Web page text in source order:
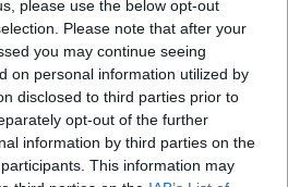
please use the below opt-out
Please note that after your
you may continue seeing
on personal information utilized by
disclosed to third parties prior to
opt-out of the further
information by third parties on the
This information may
του βίου και της λογοτεχνικής
η φύση πρωτοκοίταξε τον
τον σε μυστήρια
και αρχετυπικής πληρότητας. Θα
Γούβες, που ορίζουν τρεις
ταμιεύσει το ρευστό του